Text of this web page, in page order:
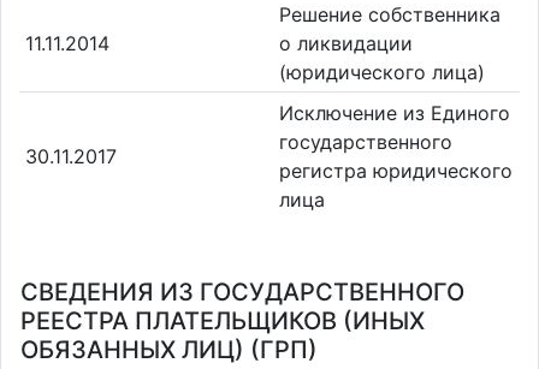
11.11.2014
Решение собственника
о ликвидации
(юридического лица)
30.11.2017
Исключение из Единого
государственного
регистра юридического
лица
СВЕДЕНИЯ ИЗ ГОСУДАРСТВЕННОГО
РЕЕСТРА ПЛАТЕЛЬЩИКОВ (ИНЫХ
ОБЯЗАННЫХ ЛИЦ) (ГРП)